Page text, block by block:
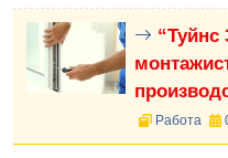
“Туйнс
Работа